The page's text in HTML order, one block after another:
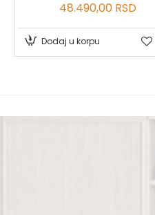
48.490,00 RSD
Dodaj u korpu